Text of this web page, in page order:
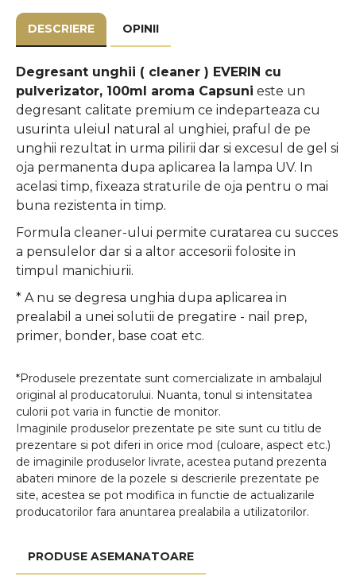
DESCRIERE OPINII
Degresant unghii ( cleaner ) EVERIN cu
pulverizator, 100ml aroma Capsuni este un
degresant calitate premium ce indeparteaza cu
usurinta uleiul natural al unghiei, praful de pe
unghii rezultat in urma pilirii dar si excesul de gel si
oja permanenta dupa aplicarea la lampa UV. In
acelasi timp, fixeaza straturile de oja pentru o mai
buna rezistenta in timp.
Formula cleaner-ului permite curatarea cu succes
a pensulelor dar si a altor accesorii folosite in
timpul manichiurii.
* A nu se degresa unghia dupa aplicarea in
prealabil a unei solutii de pregatire - nail prep,
primer, bonder, base coat etc.
*Produsele prezentate sunt comercializate in ambalajul
original al producatorului. Nuanta, tonul si intensitatea
culorii pot varia in functie de monitor.
Imaginile produselor prezentate pe site sunt cu titlu de
prezentare si pot diferi in orice mod (culoare, aspect etc.)
de imaginile produselor livrate, acestea putand prezenta
abateri minore de la pozele si descrierile prezentate pe
site, acestea se pot modifica in functie de actualizarile
producatorilor fara anuntarea prealabila a utilizatorilor.
PRODUSE ASEMANATOARE